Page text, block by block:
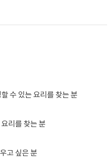
수 있는 요리를 찾는 분
리를 찾는 분
고 싶은 분